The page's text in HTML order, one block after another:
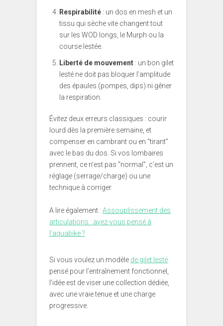
Respirabilité : un dos en mesh et un
tissu qui sèche vite changent tout
sur les WOD longs, le Murph ou la
course lestée.
Liberté de mouvement : un bon gilet
lesté ne doit pas bloquer l’amplitude
des épaules (pompes, dips) ni gêner
la respiration.
Évitez deux erreurs classiques : courir
lourd dès la première semaine, et
compenser en cambrant ou en “tirant”
avec le bas du dos. Si vos lombaires
prennent, ce n’est pas “normal”, c’est un
réglage (serrage/charge) ou une
technique à corriger.
A lire également : Assouplissement des
articulations : avez-vous pensé à
l’aquabike ?
Si vous voulez un modèle de gilet lesté
pensé pour l’entraînement fonctionnel,
l’idée est de viser une collection dédiée,
avec une vraie tenue et une charge
progressive.